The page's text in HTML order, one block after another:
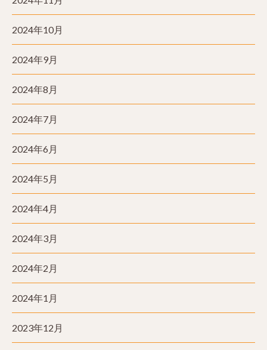
2024年10月
2024年9月
2024年8月
2024年7月
2024年6月
2024年5月
2024年4月
2024年3月
2024年2月
2024年1月
2023年12月